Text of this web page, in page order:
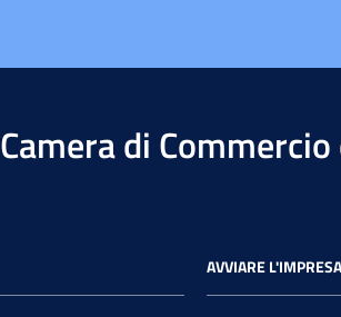
Camera di
AVVIARE L'IMPRESA